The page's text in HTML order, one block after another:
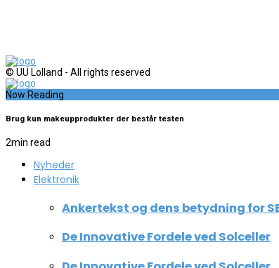
© UU Lolland - All rights reserved
Now Reading
Brug kun makeupprodukter der består testen
2min read
Nyheder
Elektronik
Ankertekst og dens betydning for
De Innovative Fordele ved Solceller